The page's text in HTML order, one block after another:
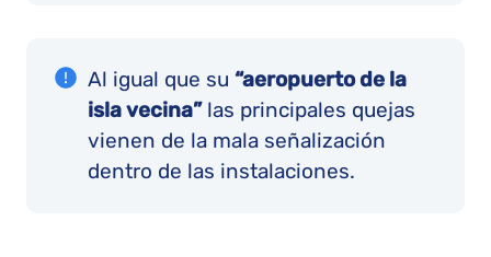
Al igual que su “aeropuerto de la
isla vecina”las principales quejas
vienen de la mala señalización
dentro de las instalaciones.